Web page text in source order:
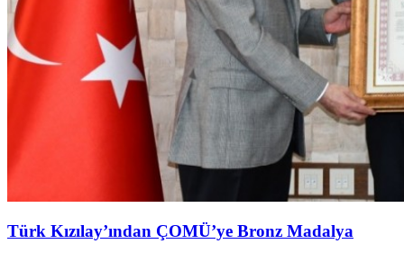
Türk Kızılay’ından ÇOMÜ’ye Bronz Madalya